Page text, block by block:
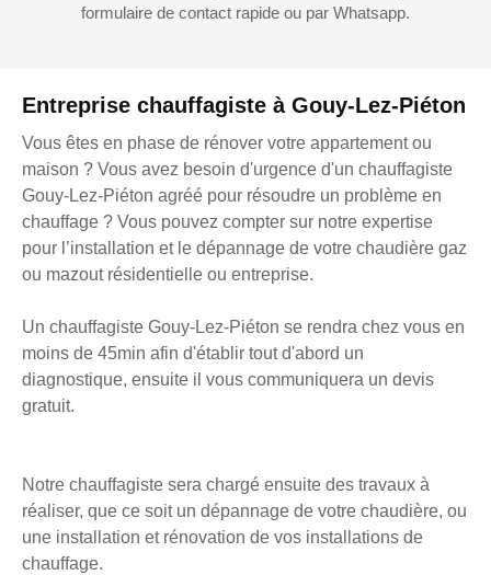
Entreprise chauffagiste à Gouy-Lez-Piéton
Vous êtes en phase de rénover votre appartement ou
maison ? Vous avez besoin d'urgence d'un chauffagiste
Gouy-Lez-Piéton agréé pour résoudre un problème en
chauffage ? Vous pouvez compter sur notre expertise
pour l’installation et le dépannage de votre chaudière gaz
ou mazout résidentielle ou entreprise.
Un chauffagiste Gouy-Lez-Piéton se rendra chez vous en
moins de 45min afin d'établir tout d'abord un
diagnostique, ensuite il vous communiquera un devis
gratuit.
Notre chauffagiste sera chargé ensuite des travaux à
réaliser, que ce soit un dépannage de votre chaudière, ou
une installation et rénovation de vos installations de
chauffage.
formulaire de contact rapide ou par Whatsapp.